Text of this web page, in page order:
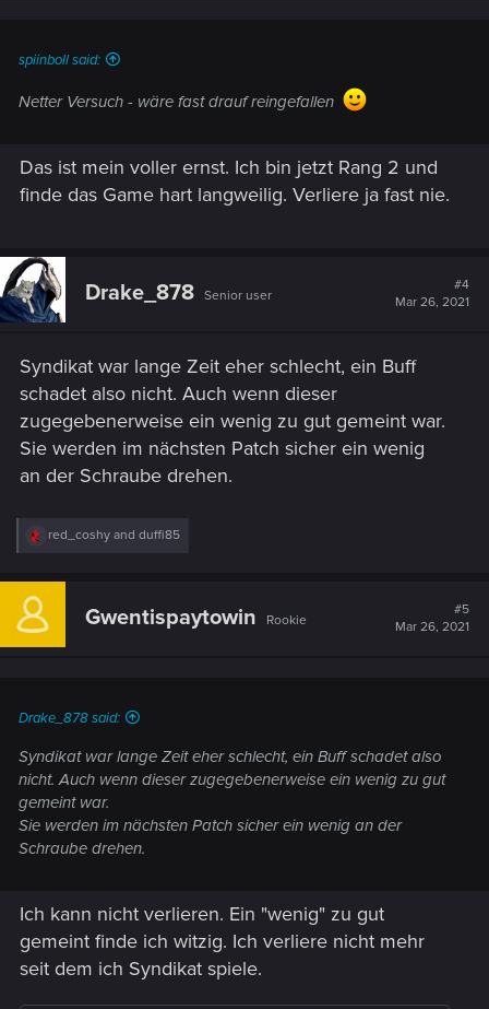
spiinboll said:
Netter Versuch - wäre fast drauf reingefallen
Das ist mein voller ernst. Ich bin jetzt Rang 2 und
finde das Game hart langweilig. Verliere ja fast nie.
Drake_878 Senior user
#4
Mar 26, 2021
Syndikat war lange Zeit eher schlecht, ein Buff
schadet also nicht. Auch wenn dieser
zugegebenerweise ein wenig zu gut gemeint war.
Sie werden im nächsten Patch sicher ein wenig
an der Schraube drehen.
R
c
i
red_coshy and duffi85
Gwentispaytowin Rookie
#5
Mar 26, 2021
Drake_878 said:
Syndikat war lange Zeit eher schlecht, ein Buff schadet also
nicht. Auch wenn dieser zugegebenerweise ein wenig zu gut
gemeint war.
Sie werden im nächsten Patch sicher ein wenig an der
Schraube drehen.
Ich kann nicht verlieren. Ein "wenig" zu gut
gemeint finde ich witzig. Ich verliere nicht mehr
seit dem ich Syndikat spiele.